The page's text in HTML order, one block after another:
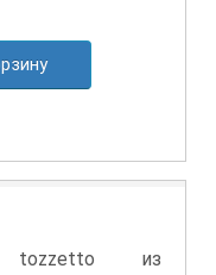
tozzetto из